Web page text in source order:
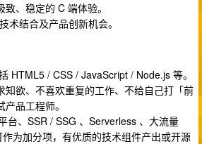
、稳定的 C 端体验。
术结合及产品创新机会。
HTML5 / CSS / JavaScript / Node.js 等。
知欲、不喜欢重复的工作、不给自己打「前
品工程师。
台、SSR / SSG 、Serverless 、大流量
为加分项，有优质的技术组件产出或开源